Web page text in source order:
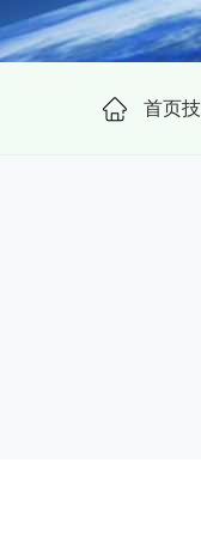
首页